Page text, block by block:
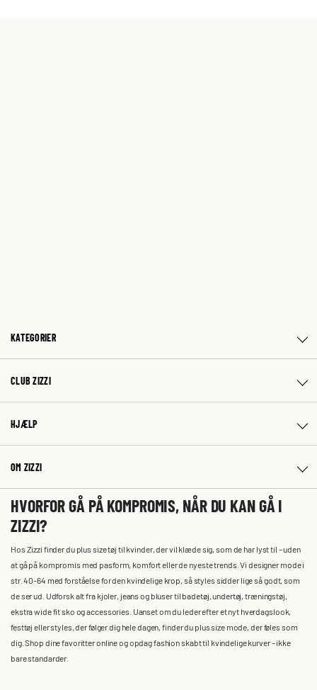
KATEGORIER
CLUB ZIZZI
HJÆLP
OM ZIZZI
HVORFOR GÅ PÅ KOMPROMIS, NÅR DU KAN GÅ I
ZIZZI?
Hos Zizzi finder du plus size tøj til kvinder, der vil klæde sig, som de har lyst til – uden
at gå på kompromis med pasform, komfort eller de nyeste trends. Vi designer mode i
str. 40-64 med forståelse for den kvindelige krop, så styles sidder lige så godt, som
de ser ud. Udforsk alt fra kjoler, jeans og bluser til badetøj, undertøj, træningstøj,
ekstra wide fit sko og accessories. Uanset om du leder efter et nyt hverdagslook,
festtøj eller styles, der følger dig hele dagen, finder du plus size mode, der føles som
dig. Shop dine favoritter online og opdag fashion skabt til kvindelige kurver – ikke
bare standarder.